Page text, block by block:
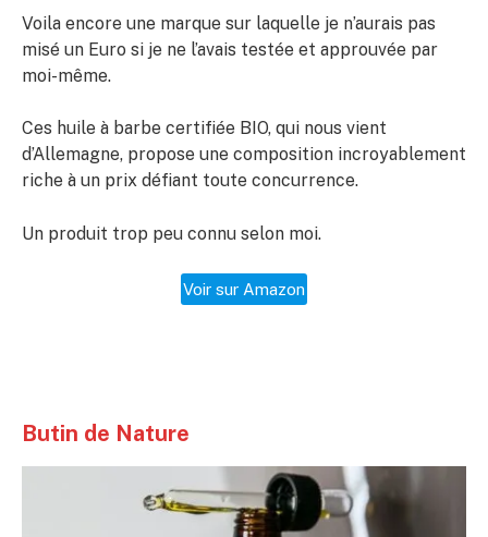
Voila encore une marque sur laquelle je n’aurais pas
misé un Euro si je ne l’avais testée et approuvée par
moi-même.
Ces huile à barbe certifiée BIO, qui nous vient
d’Allemagne, propose une composition incroyablement
riche à un prix défiant toute concurrence.
Un produit trop peu connu selon moi.
Voir sur Amazon
Butin de Nature